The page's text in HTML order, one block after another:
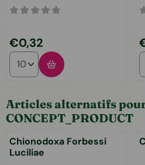
Prix: 0,32
€0,32
Choisir la quantité pour
Articles alternatifs
CONCEPT_PRODUCT
Chionodoxa Forbessi
Luciliae